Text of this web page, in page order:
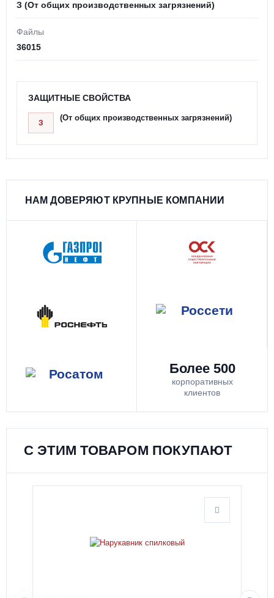
З (От общих производственных загрязнений)
Файлы
36015
ЗАЩИТНЫЕ СВОЙСТВА
З
(От общих производственных загрязнений)
НАМ ДОВЕРЯЮТ КРУПНЫЕ КОМПАНИИ
Более 500
корпоративных
клиентов
С ЭТИМ ТОВАРОМ ПОКУПАЮТ